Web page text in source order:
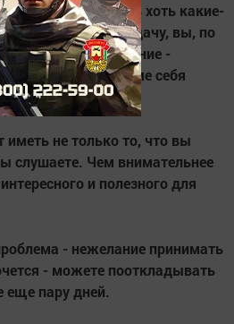
и предпринять хоть какие-
потерпите неудачу, вы, по
себе оправдание -
случае кроме себя
некого.
иметь не только то, что вы
слушаете. Чем внимательнее
и полезного для
- нежелание принимать
- можете пооткладывать
еще пару дней.